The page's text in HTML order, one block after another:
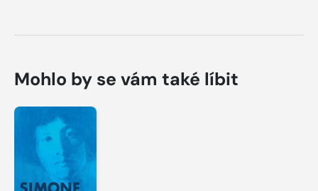
Mohlo by se vám také líbit